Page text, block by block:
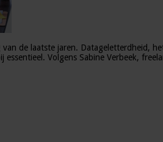
van de laatste jaren. Datageletterdheid,
essentieel. Volgens Sabine Verbeek,